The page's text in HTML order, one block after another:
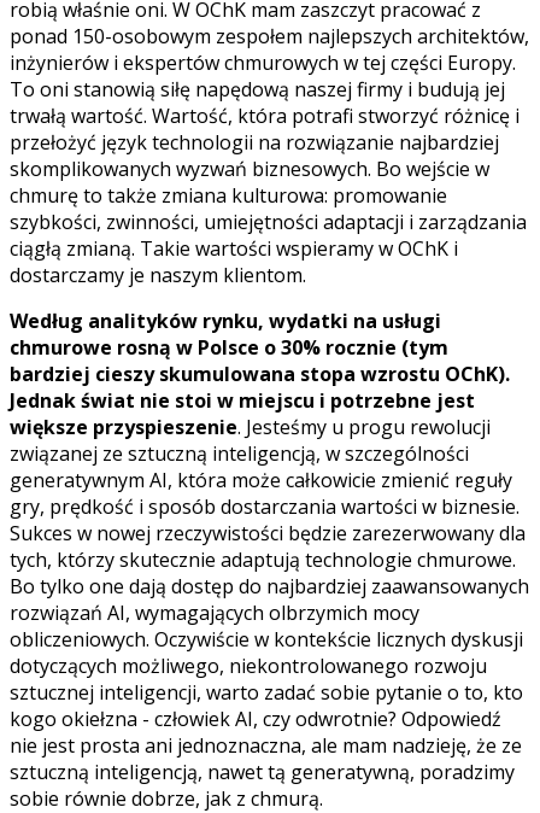
robią właśnie oni. W OChK mam zaszczyt pracować z
ponad 150-osobowym zespołem najlepszych architektów,
inżynierów i ekspertów chmurowych w tej części Europy.
To oni stanowią siłę napędową naszej firmy i budują jej
trwałą wartość. Wartość, która potrafi stworzyć różnicę i
przełożyć język technologii na rozwiązanie najbardziej
skomplikowanych wyzwań biznesowych. Bo wejście w
chmurę to także zmiana kulturowa: promowanie
szybkości, zwinności, umiejętności adaptacji i zarządzania
ciągłą zmianą. Takie wartości wspieramy w OChK i
dostarczamy je naszym klientom.
Według analityków rynku, wydatki na usługi
chmurowe rosną w Polsce o 30% rocznie (tym
bardziej cieszy skumulowana stopa wzrostu OChK).
Jednak świat nie stoi w miejscu i potrzebne jest
większe przyspieszenie. Jesteśmy u progu rewolucji
związanej ze sztuczną inteligencją, w szczególności
generatywnym AI, która może całkowicie zmienić reguły
gry, prędkość i sposób dostarczania wartości w biznesie.
Sukces w nowej rzeczywistości będzie zarezerwowany dla
tych, którzy skutecznie adaptują technologie chmurowe.
Bo tylko one dają dostęp do najbardziej zaawansowanych
rozwiązań AI, wymagających olbrzymich mocy
obliczeniowych. Oczywiście w kontekście licznych dyskusji
dotyczących możliwego, niekontrolowanego rozwoju
sztucznej inteligencji, warto zadać sobie pytanie o to, kto
kogo okiełzna - człowiek AI, czy odwrotnie? Odpowiedź
nie jest prosta ani jednoznaczna, ale mam nadzieję, że ze
sztuczną inteligencją, nawet tą generatywną, poradzimy
sobie równie dobrze, jak z chmurą.